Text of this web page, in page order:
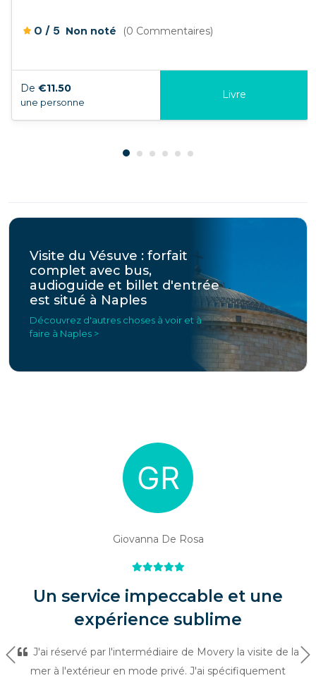
0 / 5 Non noté (0 Commentaires)
De €11.50
une personne
Livre
Visite du Vésuve : forfait
complet avec bus,
audioguide et billet d'entrée
est situé à Naples
Découvrez d'autres choses à voir et à
faire à Naples >
Giovanna De Rosa
Un service impeccable et une
expérience sublime
J'ai réservé par l'intermédiaire de Movery la visite de la
mer à l'extérieur en mode privé. J'ai spécifiquement
Précédent